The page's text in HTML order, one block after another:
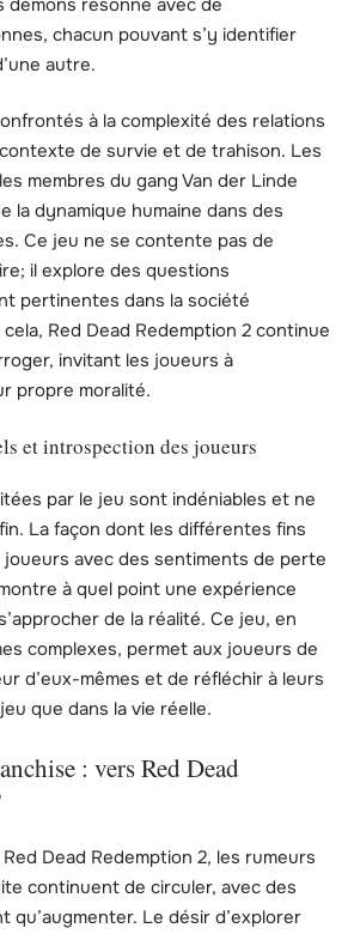
chacun pouvant s’y identifier
autre.
à la complexité des relations
de survie et de trahison. Les
membres du gang Van der Linde
la dynamique humaine dans des
Ce jeu ne se contente pas de
il explore des questions
pertinentes dans la société
Red Dead Redemption 2 continue
invitant les joueurs à
propre moralité.
et introspection des joueurs
par le jeu sont indéniables et ne
La façon dont les différentes fins
avec des sentiments de perte
à quel point une expérience
de la réalité. Ce jeu, en
complexes, permet aux joueurs de
d’eux-mêmes et de réfléchir à leurs
que dans la vie réelle.
: vers Red Dead
Dead Redemption 2, les rumeurs
continuent de circuler, avec des
qu’augmenter. Le désir d’explorer